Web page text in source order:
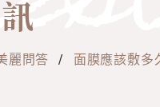
麗問答 / 面膜應該敷多